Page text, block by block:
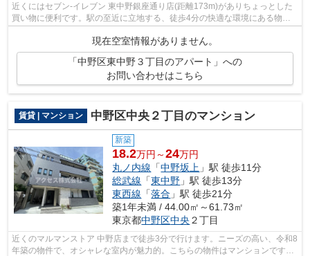
近くにはセブン‐イレブン 東中野銀座通り店(距離173m)がありちょっとした
買い物に便利です。駅の至近に立地する、徒歩4分の快適な環境にある物件
現在空室情報がありません。
「中野区東中野３丁目のアパート」への
お問い合わせはこちら
賃貸 | マンション 中野区中央２丁目のマンション
新築
18.2万円～24万円
丸ノ内線 「中野坂上 」駅 徒歩11分
総武線 「東中野 」駅 徒歩13分
東西線 「落合 」駅 徒歩21分
築1年未満 / 44.00㎡～61.73㎡
東京都中野区中央 ２丁目
近くのマルマンストア 中野店まで徒歩3分で行けます。ニーズの高い、令和8
年築の物件で、オシャレな室内が魅力的。こちらの物件はマンションです。